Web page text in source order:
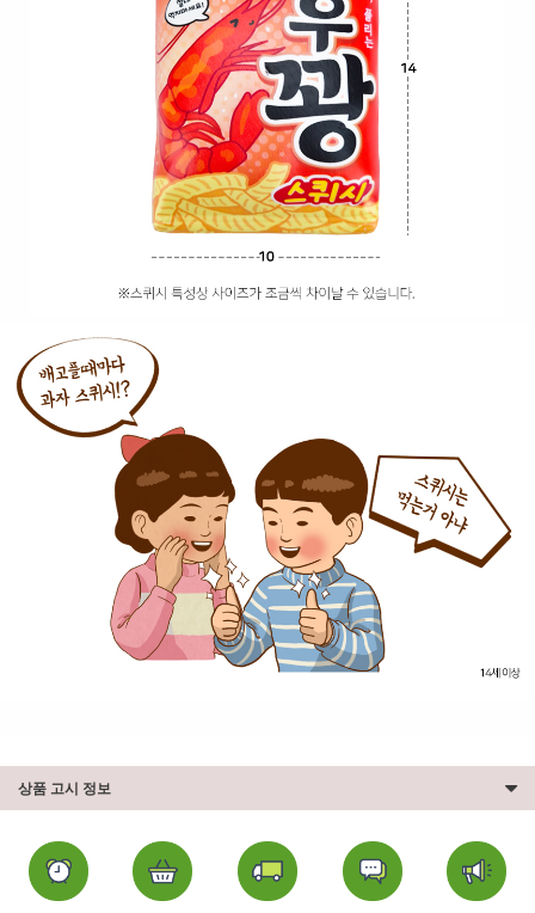
상품 고시 정보